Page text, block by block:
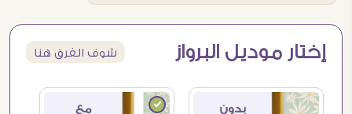
إختار موديل البرواز شوف الفرق هنا